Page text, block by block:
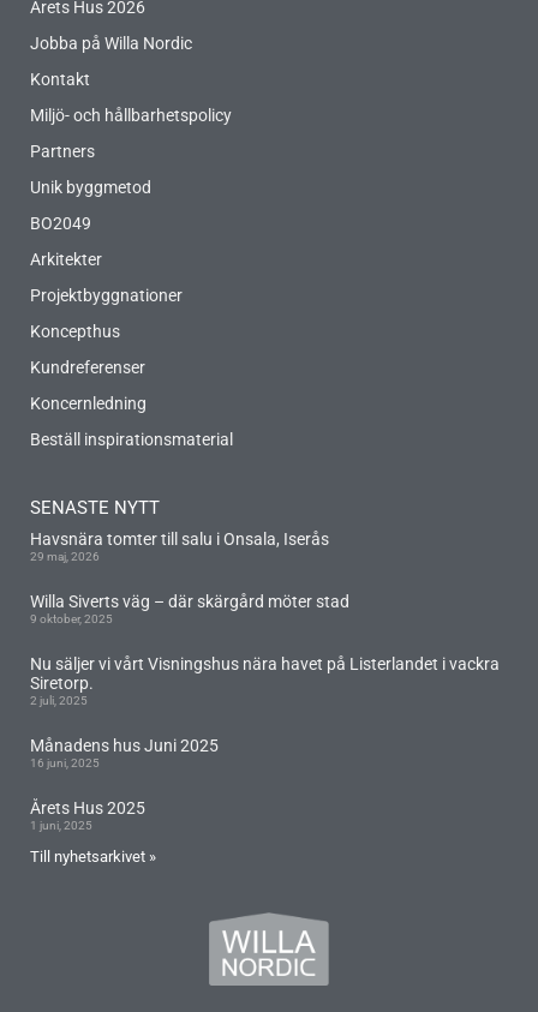
SENASTE NYTT
Havsnära tomter till salu i Onsala, Iserås
29 maj, 2026
Willa Siverts väg – där skärgård möter stad
9 oktober, 2025
Nu säljer vi vårt Visningshus nära havet på Listerlandet i vackra
Siretorp.
2 juli, 2025
Månadens hus Juni 2025
16 juni, 2025
Årets Hus 2025
1 juni, 2025
Till nyhetsarkivet »
Årets Hus 2026
Jobba på Willa Nordic
Kontakt
Miljö- och hållbarhetspolicy
Partners
Unik byggmetod
BO2049
Arkitekter
Projektbyggnationer
Koncepthus
Kundreferenser
Koncernledning
Beställ inspirationsmaterial